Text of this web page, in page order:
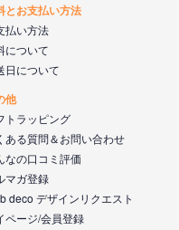
とお支払い方法
払い方法
について
日について
他
トラッピング
ある質問＆お問い合わせ
なの口コミ評価
マガ登録
deco デザインリクエスト
ページ/会員登録